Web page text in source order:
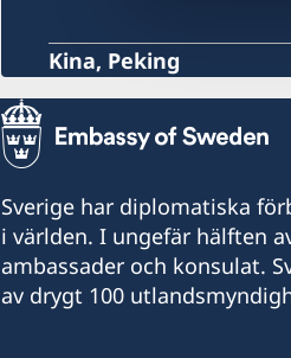
Kina, Peking
Sverige har diplomatiska
i världen. I ungefär hälften
ambassader och konsulat.
av drygt 100